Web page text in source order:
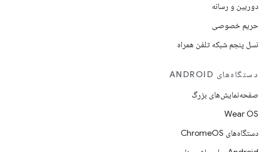
دوربین و رسانه
حریم خصوصی
نسل پنجم شبکه تلفن همراه
دستگاه‌های ANDROID
صفحه‌نمایش‌های بزرگ
Wear OS
دستگاه‌های ChromeOS